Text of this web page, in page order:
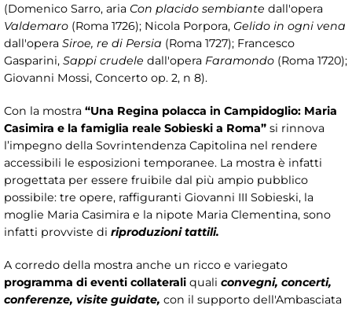
(Domenico Sarro, aria Con placido sembiante dall'opera
Valdemaro (Roma 1726); Nicola Porpora, Gelido in ogni vena
dall'opera Siroe, re di Persia (Roma 1727); Francesco
Gasparini, Sappi crudele dall'opera Faramondo (Roma 1720);
Giovanni Mossi, Concerto op. 2, n 8).
Con la mostra “Una Regina polacca in Campidoglio: Maria
Casimira e la famiglia reale Sobieski a Roma” si rinnova
l’impegno della Sovrintendenza Capitolina nel rendere
accessibili le esposizioni temporanee. La mostra è infatti
progettata per essere fruibile dal più ampio pubblico
possibile: tre opere, raffiguranti Giovanni III Sobieski, la
moglie Maria Casimira e la nipote Maria Clementina, sono
infatti provviste di riproduzioni tattili.
A corredo della mostra anche un ricco e variegato
programma di eventi collaterali quali convegni, concerti,
conferenze, visite guidate, con il supporto dell'Ambasciata